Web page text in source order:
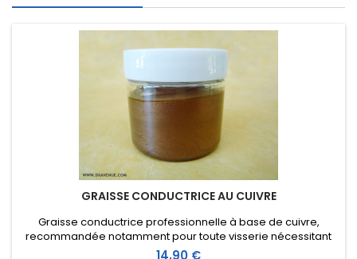
GRAISSE CONDUCTRICE AU CUIVRE
Graisse conductrice professionnelle à base de cuivre,
recommandée notamment pour toute visserie nécessitant
un contact électrique franc et durable. Evite l'oxydation,
Prix
14,90 €